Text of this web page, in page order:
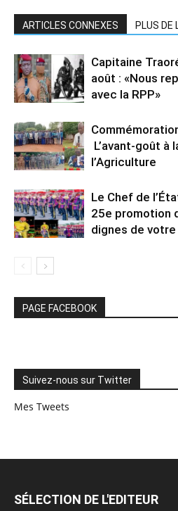
ARTICLES CONNEXES PLUS DE
Capitaine
août : «Nous
avec la RPP»
L’avant-goût à
l’Agriculture
Le Chef de
25e promotion
dignes de
PAGE FACEBOOK
Suivez-nous sur Twitter
Mes Tweets
SÉLECTION DE L'EDITEUR